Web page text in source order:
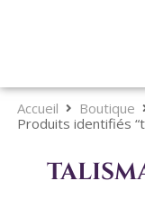
Accueil
Boutique
Produits identifiés